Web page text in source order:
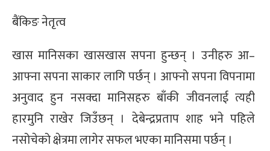
बैंकिङ नेतृत्व
खास मानिसका खासखास सपना हुन्छन् । उनीहरु आ–
आफ्ना सपना साकार लागि पर्छन् । आफ्नो सपना विपनामा
अनुवाद हुन नसक्दा मानिसहरु बाँकी जीवनलाई त्यही
हारमुनि राखेर जिउँछन् । देबेन्द्रप्रताप शाह भने पहिले
नसोचेको क्षेत्रमा लागेर सफल भएका मानिसमा पर्छन् ।